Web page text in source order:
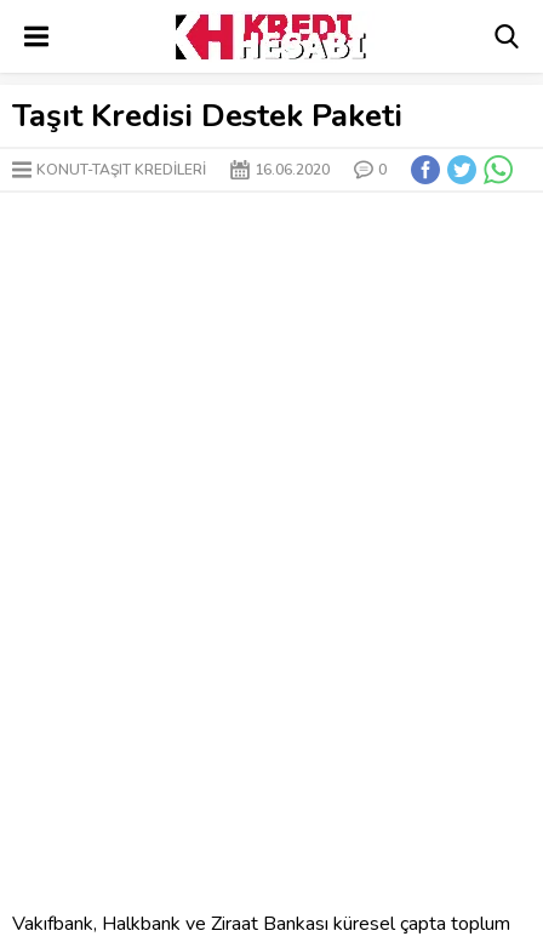
Taşıt Kredisi Destek Paketi
KONUT-TAŞIT KREDILERI 16.06.2020 0
Vakıfbank, Halkbank ve Ziraat Bankası küresel çapta toplum